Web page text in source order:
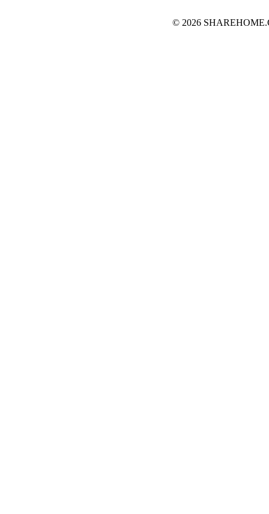
© 2026